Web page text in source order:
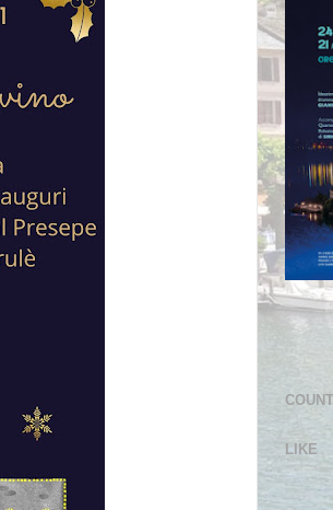
LIKE